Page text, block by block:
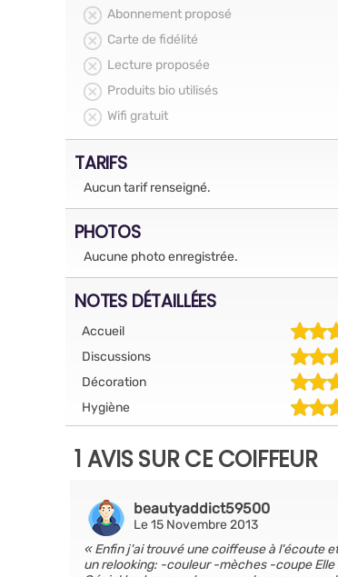
Abonnement proposé
Carte de fidélité
Lecture proposée
Produits bio utilisés
Wifi gratuit
TARIFS
Aucun tarif renseigné.
PHOTOS
Aucune photo enregistrée.
NOTES DÉTAILLÉES
Accueil
Discussions
Décoration
Hygiène
1 AVIS SUR CE COIFFEUR
beautyaddict59500
Le 15 Novembre 2013
Enfin j'ai trouvé une coiffeuse à l'écoute
un relooking: -couleur -mèches -coupe